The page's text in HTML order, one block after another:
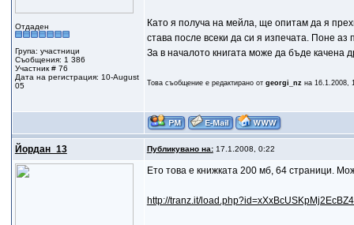
Отдаден
Група: участници
Съобщения: 1 386
Участник # 76
Дата на регистрация: 10-August
05
Като я получа на мейла, ще опитам да я
става после всеки да си я изпечата. Поне
За в началото книгата може да бъде качена
Това съобщение е редактирано от georgi_nzна 16.1.2008,
Йордан_13 Публикувано на:17.1.2008, 0:22
Ето това е книжката 200 мб, 64 страници.
http://tranz.it/